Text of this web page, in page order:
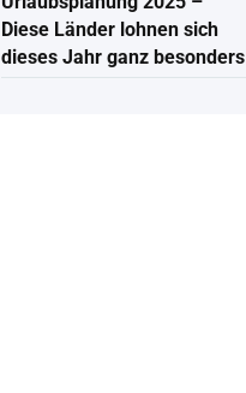
Diese Länder lohnen sich
dieses Jahr ganz besonders